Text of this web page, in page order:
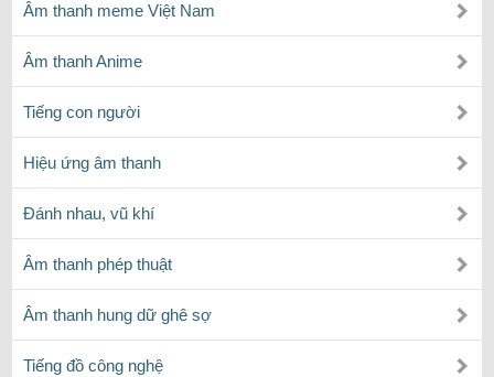
Âm thanh meme Việt Nam
Âm thanh Anime
Tiếng con người
Hiệu ứng âm thanh
Đánh nhau, vũ khí
Âm thanh phép thuật
Âm thanh hung dữ ghê sợ
Tiếng đồ công nghệ